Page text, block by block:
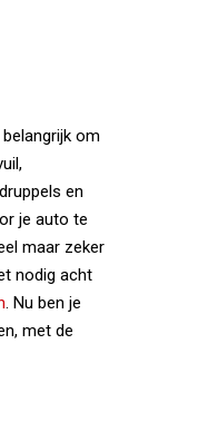
om
en
je auto te
maar zeker
nodig acht
. Nu ben je
met de